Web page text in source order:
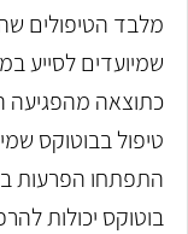
מלבד הטיפולים
שמיועדים לסייע
כתוצאה
טיפול בבוטוקס
התפתחו הפרעות
בוטוקס יכולות